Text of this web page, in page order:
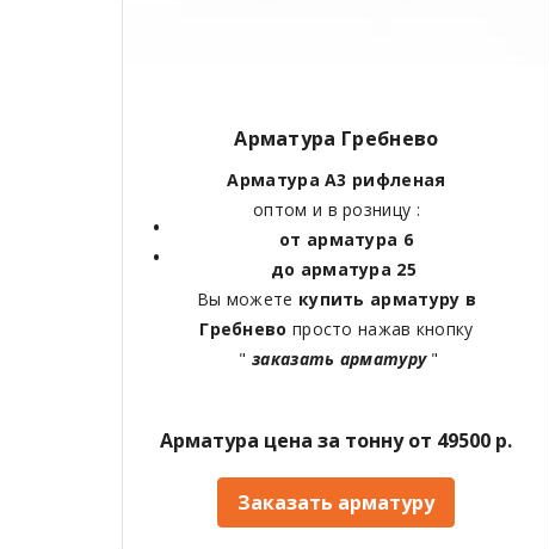
Арматура Гребнево
Арматура А3 рифленая
оптом и в розницу :
от арматура 6
до арматура 25
Вы можете купить арматуру в
Гребнево просто нажав кнопку
"заказать арматуру"
Арматура цена за тонну от 49500 р.
Заказать арматуру